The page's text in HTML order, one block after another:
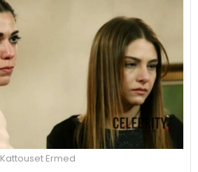
Kattouset Ermed